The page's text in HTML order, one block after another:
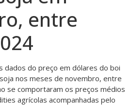
entre
dados do preço em dólares do boi
nos meses de novembro, entre
se comportaram os preços médios
agrícolas acompanhadas pelo